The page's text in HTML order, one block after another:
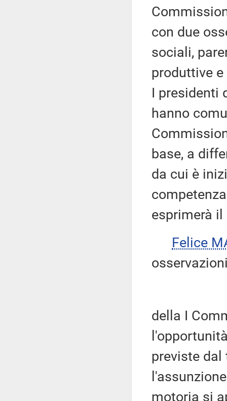
con due
sociali,
produttive
I presidenti
hanno
base, a
da cui è
esprimerà
Felice
della I
previste
motoria si